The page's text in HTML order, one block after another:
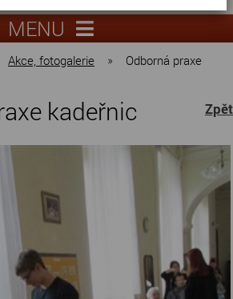
551
lysa.cz
MENU
Akce, fotogalerie »
Odborná praxe
kadeřnic Zpět